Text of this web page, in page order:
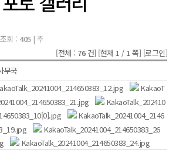
회 : 405| 추
[전체 : 76건] [현재 1 / 1 쪽] [로그인]
무국
KakaoT
KakaoTalk_202410
KakaoTalk_20241004_2146
KakaoTalk_20241004_214650383_26
KakaoTalk_20241004_214650383_24.jpg